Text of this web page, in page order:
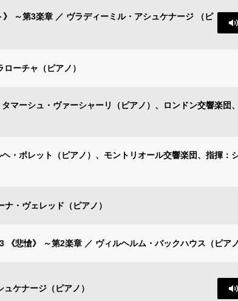
～第3楽章 ／ ヴラディーミル・アシュケナージ （ピ
ーチャ（ピアノ）
マーシュ・ヴァーシャーリ（ピアノ）、ロンドン交響楽団
・ボレット（ピアノ）、モントリオール交響楽団、指揮：
・ヴェレッド（ピアノ）
悲愴》 ～第2楽章 ／ ヴィルヘルム・バックハウス（ピア
ケナージ（ピアノ）